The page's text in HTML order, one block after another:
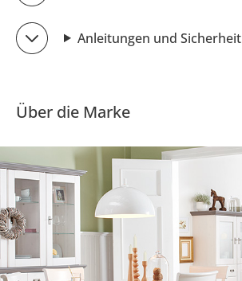
Anleitungen und Sicherheit
Über die Marke